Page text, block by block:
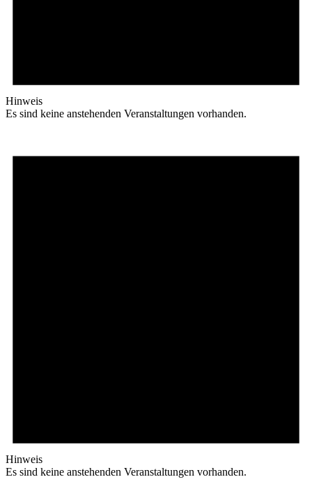
Hinweis
Es sind keine anstehenden Veranstaltungen vorhanden.
Hinweis
Es sind keine anstehenden Veranstaltungen vorhanden.